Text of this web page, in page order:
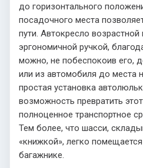
до горизонтального
посадочного места
пути. Автокресло
эргономичной ручкой,
можно, не побеспокоив его,
или из автомобиля до места
простая установка
возможность превратить
полноценное транспортное
Тем более, что шасси,
«книжкой», легко
багажнике.